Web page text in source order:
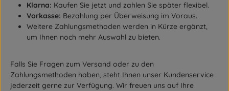
Klarna: Kaufen Sie jetzt und zahlen Sie später flexibel.
Vorkasse: Bezahlung per Überweisung im Voraus.
Weitere Zahlungsmethoden werden in Kürze ergänzt,
um Ihnen noch mehr Auswahl zu bieten.
Falls Sie Fragen zum Versand oder zu den
Zahlungsmethoden haben, steht Ihnen unser Kundenservice
jederzeit gerne zur Verfügung. Wir freuen uns auf Ihre